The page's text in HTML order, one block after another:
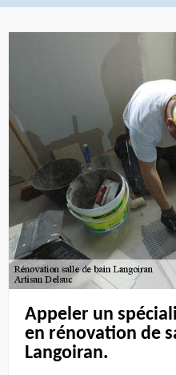
Appeler un
en rénovation de
Langoiran.